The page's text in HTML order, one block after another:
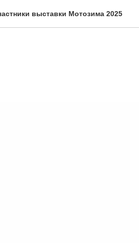
выставки Мотозима 2025